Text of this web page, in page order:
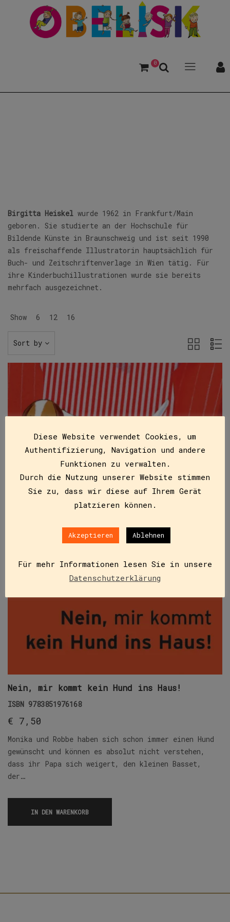
0
Birgitta Heiskel wurde 1962 in Frankfurt/Main
geboren. Sie studierte an der Hochschule für
Bildende Künste in Braunschweig und ist seit 1990
als freischaffende Illustratorin hauptsächlich für
Buch- und Zeitschriftenverlage in Wien tätig. Für
ihre Kinderbuch­illus­trationen wurde sie bereits
mehrfach ausgezeichnet.
Show 6 12 16
Sort by
Nein, mir kommt kein Hund ins Haus!
ISBN 9783851976168
€ 7,50
Monika und Robbe haben sich schon immer einen Hund
gewünscht und können es absolut nicht verstehen,
dass ihr Papa sich weigert, den kleinen Basset,
der…
IN DEN WARENKORB
Diese Website verwendet Cookies, um
Authentifizierung, Navigation und andere
Funktionen zu verwalten.
Durch die Nutzung unserer Website stimmen
Sie zu, dass wir diese auf Ihrem Gerät
platzieren können.
Akzeptieren Ablehnen
Für mehr Informationen lesen Sie in unsere
Datenschutzerklärung